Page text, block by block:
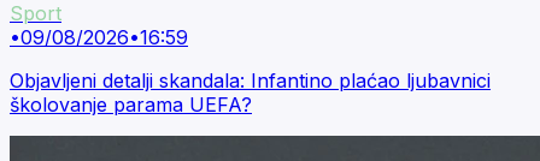
Sport
•09/08/2026•16:59
Objavljeni detalji skandala: Infantino plaćao ljubavnici
školovanje parama UEFA?